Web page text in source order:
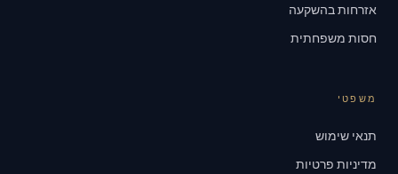
אזרחות בהשקעה
חסות משפחתית
משפטי
תנאי שימוש
מדיניות פרטיות